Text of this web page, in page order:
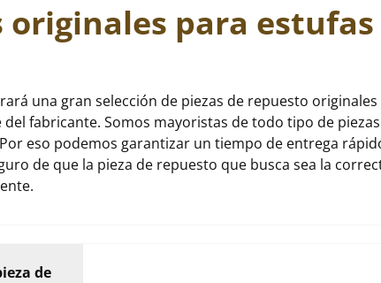
originales para
una gran selección de piezas de repuesto originales
fabricante. Somos mayoristas de todo tipo de
eso podemos garantizar un tiempo de entrega
de que la pieza de repuesto que busca sea la
de